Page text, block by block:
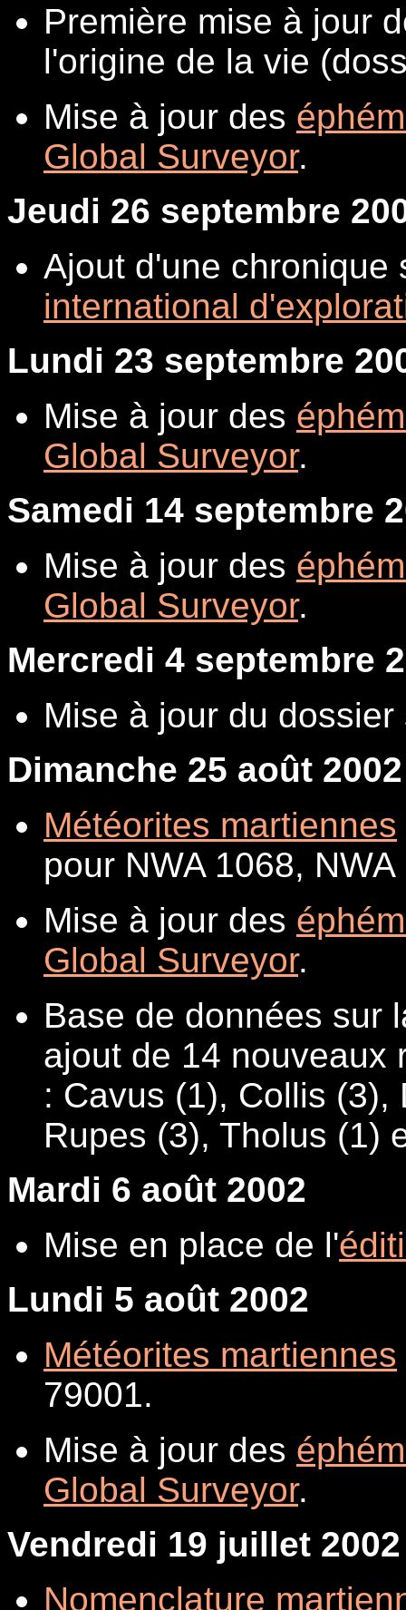
Première mise à jour
l'origine de la vie
Mise à jour des
Global Surveyor.
Jeudi 26 septembre
Ajout d'une
international
Lundi 23 septembre
Mise à jour des
Global Surveyor.
Samedi 14 septembre
Mise à jour des
Global Surveyor.
Mercredi 4 septembre
Mise à jour du
Dimanche 25 août 2002
Météorites martiennes
pour NWA 1068,
Mise à jour des
Global Surveyor.
Base de données sur
ajout de 14 nouveaux
: Cavus (1), Collis
Rupes (3), Tholus (1)
Mardi 6 août 2002
Mise en place de l'
Lundi 5 août 2002
Météorites martiennes
79001.
Mise à jour des
Global Surveyor.
Vendredi 19 juillet 2002
Nomenclature